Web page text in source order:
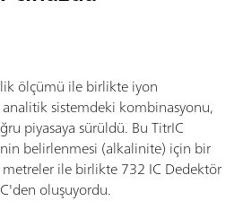
ölçümü ile birlikte iyon
sistemdeki kombinasyonu,
piyasaya sürüldü. Bu TitrIC
belirlenmesi (alkalinite) için bir
ile birlikte 732 IC Dedektör
oluşuyordu.